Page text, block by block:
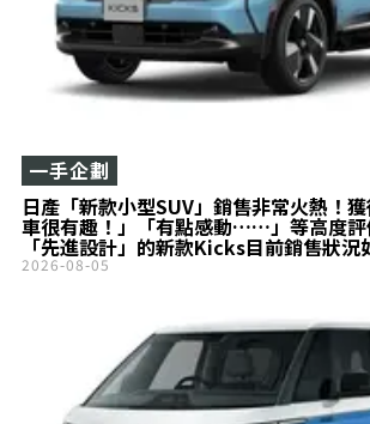
日產「新款小型SUV」銷售非常火熱！
車很有趣！」「有點感動……」等高度評
「先進設計」的新款Kicks目前銷售狀況
一手企劃
2026-08-05